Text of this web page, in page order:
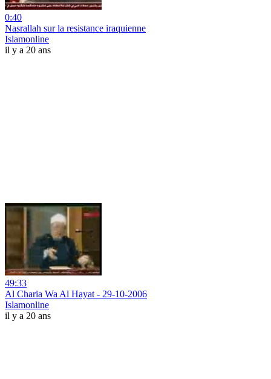
0:40
Nasrallah sur la resistance iraquienne
Islamonline
il y a 20 ans
49:33
Al Charia Wa Al Hayat - 29-10-2006
Islamonline
il y a 20 ans